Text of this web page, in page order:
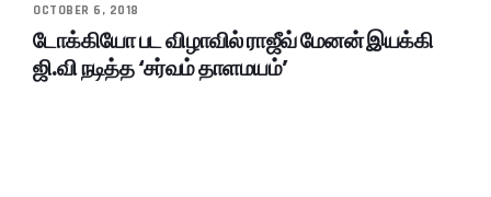
OCTOBER 6, 2018
டோக்கியோ பட விழாவில் ராஜீவ் மேனன் இயக்கி
ஜி.வி நடித்த ‘சர்வம் தாளமயம்’